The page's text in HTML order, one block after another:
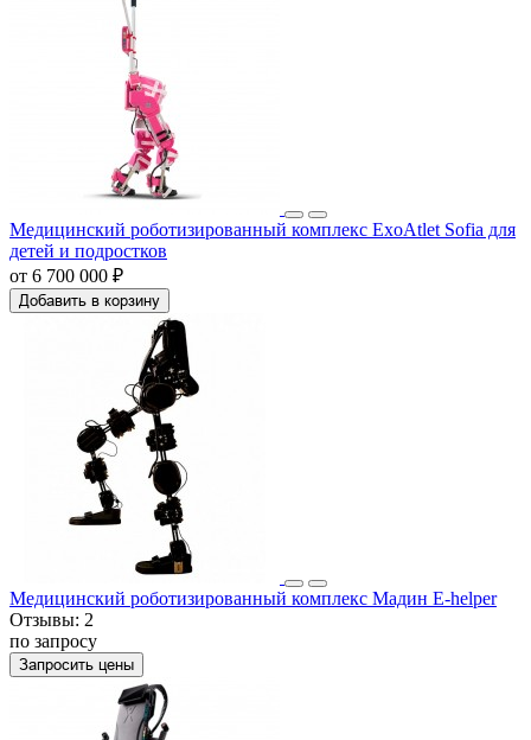
Медицинский роботизированный комплекс ExoAtlet Sofia для
детей и подростков
от 6 700 000 ₽
Добавить в корзину
Медицинский роботизированный комплекс Мадин E-helper
Отзывы: 2
по запросу
Запросить цены